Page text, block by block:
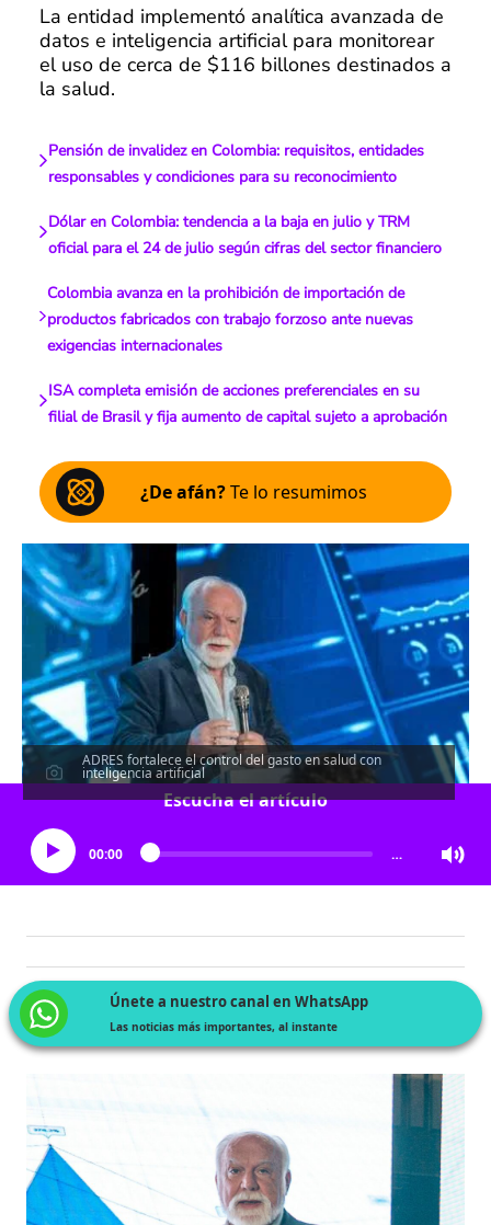
La entidad implementó analítica avanzada de
datos e inteligencia artificial para monitorear
el uso de cerca de $116 billones destinados a
la salud.
Pensión de invalidez en Colombia: requisitos, entidades
responsables y condiciones para su reconocimiento
Dólar en Colombia: tendencia a la baja en julio y TRM
oficial para el 24 de julio según cifras del sector financiero
Colombia avanza en la prohibición de importación de
productos fabricados con trabajo forzoso ante nuevas
exigencias internacionales
ISA completa emisión de acciones preferenciales en su
filial de Brasil y fija aumento de capital sujeto a aprobación
¿De afán?Te lo resumimos
ADRES fortalece el control del gasto en salud con
inteligencia artificial
Escucha el artículo
00:00 …
Únete a nuestro canal en WhatsApp
Las noticias más importantes, al instante